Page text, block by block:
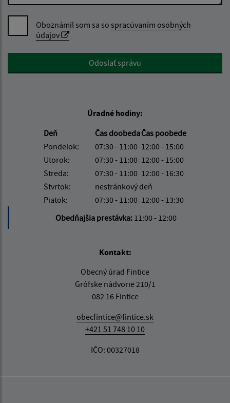
Oboznámil som sa so spracúvaním osobných
údajov
Google reCaptcha ResponseOdoslať správu
Úradné hodiny:
Deň
Čas doobedaČas poobede
Pondelok:
07:30 - 11:00 12:00 - 15:00
Utorok:
07:30 - 11:00 12:00 - 15:00
Streda:
07:30 - 11:00 12:00 - 16:30
Štvrtok:
nestránkový deň
Piatok:
07:30 - 11:00 12:00 - 13:30
Obedňajšia prestávka: 11:00 - 12:00
Kontakt:
Obecný úrad Fintice
Grófske nádvorie 210/1
082 16 Fintice
obecfintice@fintice.sk
+421 51 748 10 10
IČO: 00327018